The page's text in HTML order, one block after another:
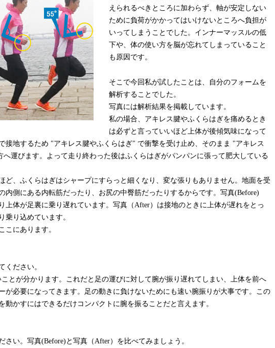
えられるべきところに加わらず、軸が安定しない
ために負荷がかかってはいけないところへ負担が
いってしまうことでした。インナーマッスルの低
下や、体の使い方を脳が忘れてしまっていること
も原因です。
そこで今回私が試したことは、自分のフォームを
解析することでした。
写真には解析結果を掲載しています。
私の場合、アキレス腱やふくらはぎを痛めるとき
は必ずと言っていいほど上体が後傾気味になって
接地するため "アキレス腱やふくらはぎ" で衝撃を受け止め、そのまま "アキレス
へ運びます。よって走り終わった後はふくらはぎがパンパンに張って肥大している
ど、ふくらはぎはシャープにすらっと細くなり、変な張りもありません。地面を受
内側にある内転筋だったり、お尻の中臀筋だったりするからです。写真(Before)
上体が足裏に乗り遅れています。写真（After）は接地のときに上体が遅れをとっ
乗り込めています。
こにあります。
ください。
とが分かります。これだと足の運びに対して腕が振り遅れてしまい、上体を前へ
が必要になってきます。足の動きに負けないためにも速い腕振りが大事です。この
動かすにはできるだけコンパクトに腕を振ることだと言えます。
さい。写真(Before)と写真（After）を比べてみましょう。